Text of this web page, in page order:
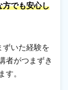
方でも安心し
ずいた経験を
者がつまずき
す。